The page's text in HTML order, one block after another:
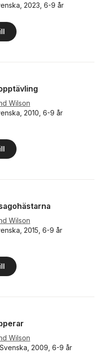
2023, 6-9 år
Wilson
2010, 6-9 år
Totalt antal röster:
Wilson
2015, 6-9 år
Totalt antal röster:
Wilson
2009, 6-9 år